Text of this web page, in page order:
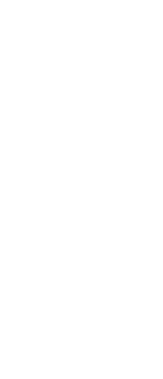
hinzufügen